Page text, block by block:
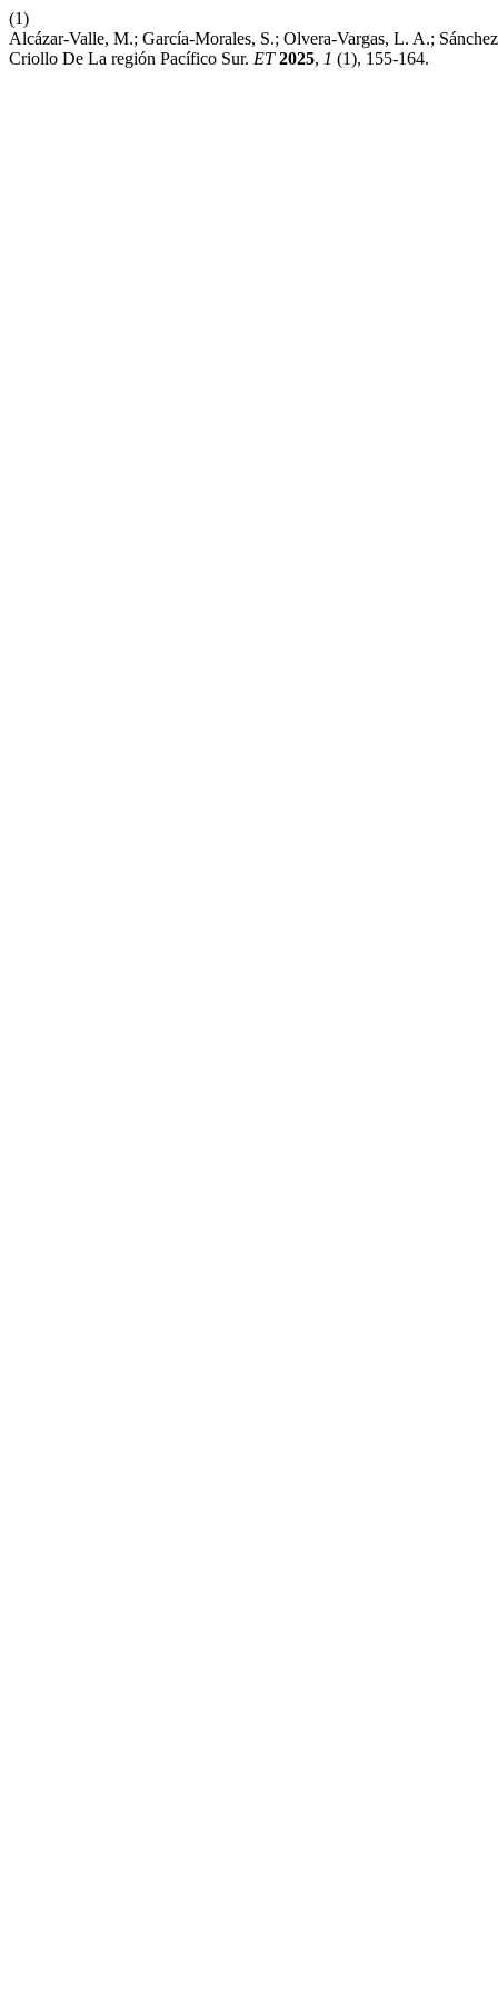
(1)
Alcázar-Valle, M.; García-Morales, S.; Olvera-Vargas, L. A.;
Criollo De La región Pacífico Sur. ET 2025, 1 (1), 155-164.